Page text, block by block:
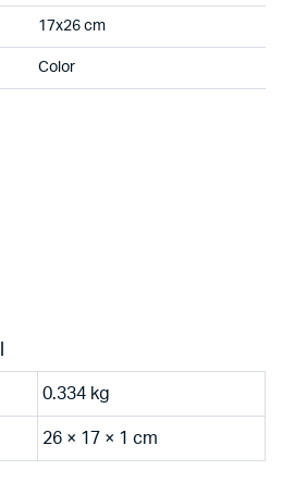
17x26 cm
Color
0.334 kg
26 × 17 × 1 cm